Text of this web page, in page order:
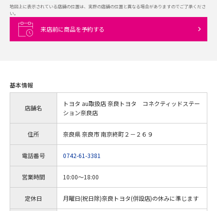
地図上に表示されている店舗の位置は、実際の店舗の位置と異なる場合がありますのでご了承くださ
い。
来店前に商品を予約する
基本情報
店舗名
トヨタ au取扱店 奈良トヨタ コネクティッドステー
ション奈良店
住所 奈良県 奈良市 南京終町２－２６９
電話番号 0742-61-3381
営業時間 10:00～18:00
定休日 月曜日(祝日除)奈良トヨタ(併設店)の休みに準じます